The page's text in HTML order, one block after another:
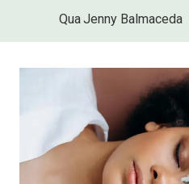
QuaJenny Balmaceda